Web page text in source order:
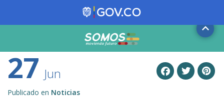
27 Jun
Publicado en Noticias